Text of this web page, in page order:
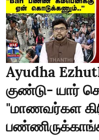
Ayudha
குண்டு- யார்
"மாணவர்கள